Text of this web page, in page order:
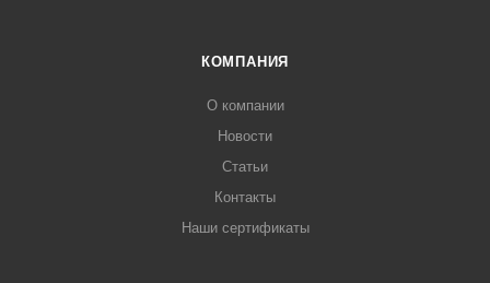
КОМПАНИЯ
О компании
Новости
Статьи
Контакты
Наши сертификаты